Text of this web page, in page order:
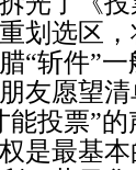
划选区
“斩件”
愿望清
能投票”
是最基